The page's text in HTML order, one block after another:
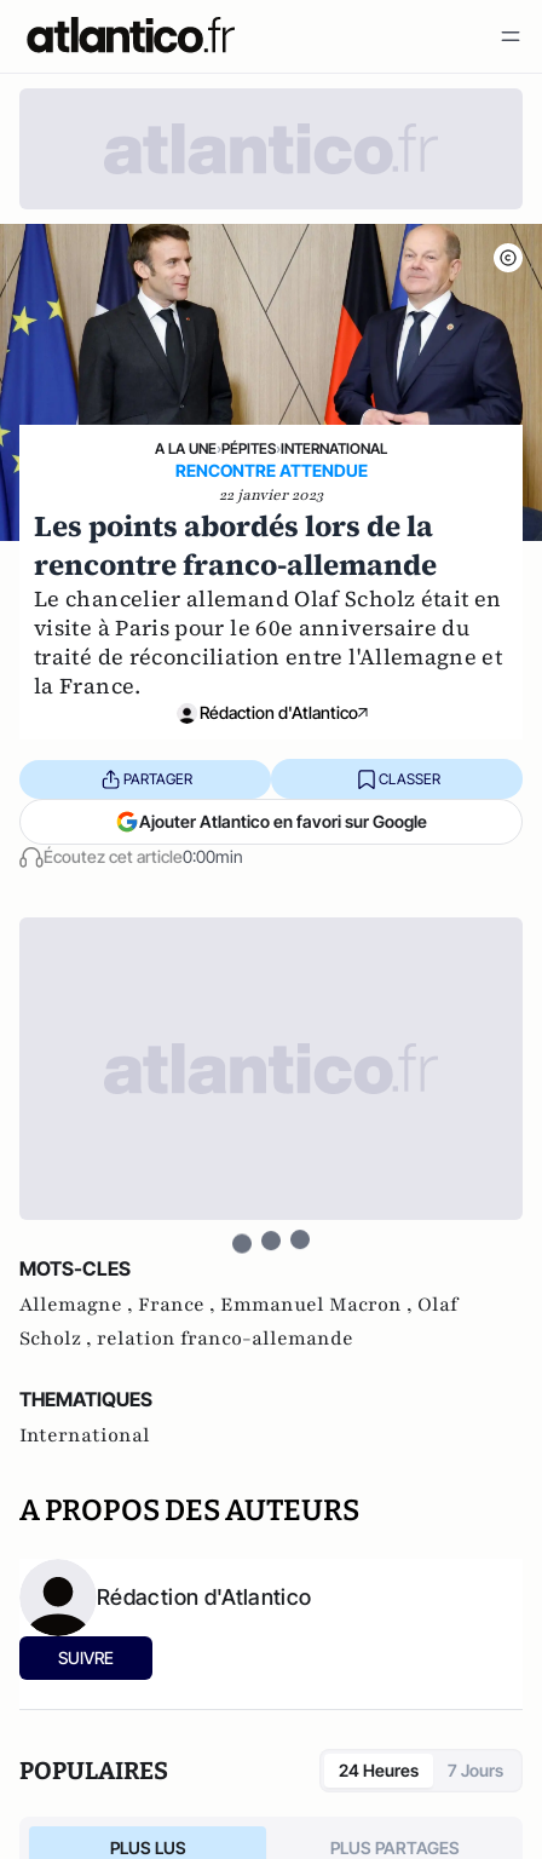
A LA UNE›PÉPITES›INTERNATIONAL
RENCONTRE ATTENDUE
22 janvier 2023
Les points abordés lors de la
rencontre franco-allemande
Le chancelier allemand Olaf Scholz était en
visite à Paris pour le 60e anniversaire du
traité de réconciliation entre l'Allemagne et
la France.
Rédaction d'Atlantico
Écoutez cet article0:00min
PARTAGER CLASSER
Ajouter Atlantico en favori sur Google
MOTS-CLES
Allemagne , France , Emmanuel Macron , Olaf
Scholz , relation franco-allemande
THEMATIQUES
International
A PROPOS DES AUTEURS
Rédaction d'Atlantico
SUIVRE
POPULAIRES 24 Heures 7 Jours
PLUS LUS PLUS PARTAGES